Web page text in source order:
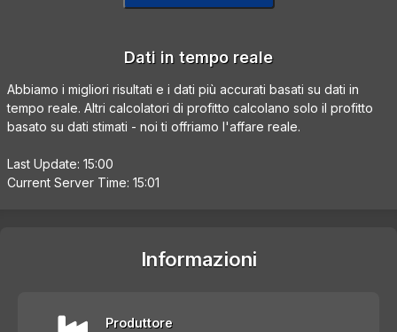
Dati in tempo reale
Abbiamo i migliori risultati e i dati più accurati basati su dati in
tempo reale. Altri calcolatori di profitto calcolano solo il profitto
basato su dati stimati - noi ti offriamo l'affare reale.
Last Update: 15:00
Current Server Time: 15:01
Informazioni
Produttore